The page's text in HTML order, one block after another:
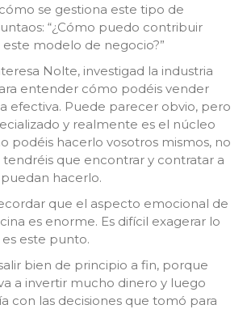
se gestiona este tipo de
“¿Cómo puedo contribuir
modelo de negocio?”
Nolte, investigad la industria
entender cómo podéis vender
efectiva. Puede parecer obvio, pero
y realmente es el núcleo
podéis hacerlo vosotros mismos, no
tendréis que encontrar y contratar a
hacerlo.
que el aspecto emocional de
es enorme. Es difícil exagerar lo
este punto.
bien de principio a fin, porque
a invertir mucho dinero y luego
con las decisiones que tomó para